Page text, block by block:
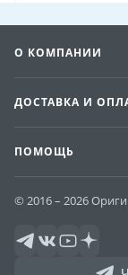
О КОМПАНИИ
ДОСТАВКА И
ПОМОЩЬ
© 2016 – 2026